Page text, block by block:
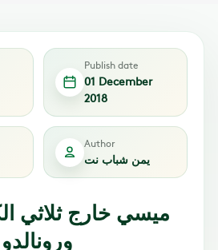
Publish date
01 December
2018
Author
يمن شباب نت
ميسي خارج ثلاثي